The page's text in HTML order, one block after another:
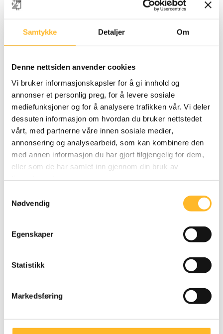
Samtykke Detaljer Om
Denne nettsiden anvender cookies
Vi bruker informasjonskapsler for å gi innhold og
annonser et personlig preg, for å levere sosiale
mediefunksjoner og for å analysere trafikken vår. Vi deler
dessuten informasjon om hvordan du bruker nettstedet
vårt, med partnerne våre innen sosiale medier,
annonsering og analysearbeid, som kan kombinere den
med annen informasjon du har gjort tilgjengelig for dem,
eller som de har samlet inn gjennom din bruk av
Nødvendig
Egenskaper
Statistikk
Markedsføring
Studiene dekker fem yrker/bransjer i privat sektor
og fem i offentlig sektor. De er henholdsvis industri,
varehandel, finans,
persontransport og akademikeryrker i privat sektor.
Og sykehus, pleie og omsorg, barnehager,
undervisning og den statlig sentralforvaltning i
offentlig sektor.
I denne rapporten oppsummerer, konkretiserer og
vurderer forskerne de utfordringer og muligheter
som er dokumentert. Formålet er å vurdere og
foreslå arbeidsplass-strategier som kan bidra til at
prosjektet. Tove Midtsundstad har ledet prosjektet.
Forsker Anne Inga Hilsen ved Fafo og Kerstin
dosent ved Lund universitet har jobbet sammen